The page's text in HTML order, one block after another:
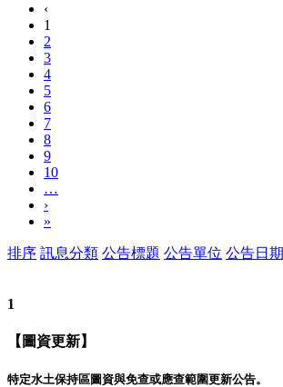
‹
1
2
3
4
5
6
7
8
9
10
…
›
»
排序 訊息分類 公告標題 公告單位 公告日期
1
【圖資更新】
特定水土保持區圖資與免查或應查範圍更新公告。